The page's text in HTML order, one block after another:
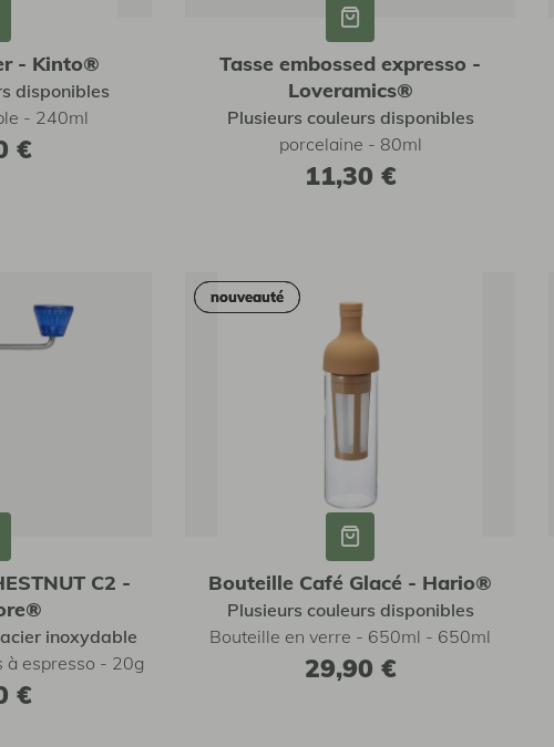
- Kinto®
disponibles
- 240ml
€
Tasse embossed expresso -
Loveramics®
Plusieurs couleurs disponibles
porcelaine - 80ml
11,30 €
C2 -
inoxydable
à espresso - 20g
€
nouveauté
nouveauté
Bouteille Café Glacé - Hario®
Plusieurs couleurs disponibles
Bouteille en verre - 650ml - 650ml
29,90 €